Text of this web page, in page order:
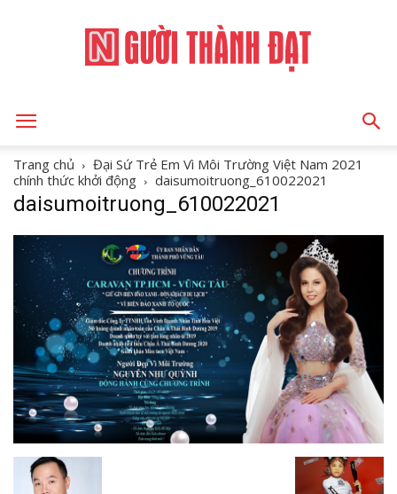
THÀNH
ĐẠT
Trang chủ
Đại Sứ Trẻ Em Vì Môi Trường Việt Nam 2021
chính thức khởi động
daisumoitruong_610022021
daisumoitruong_610022021